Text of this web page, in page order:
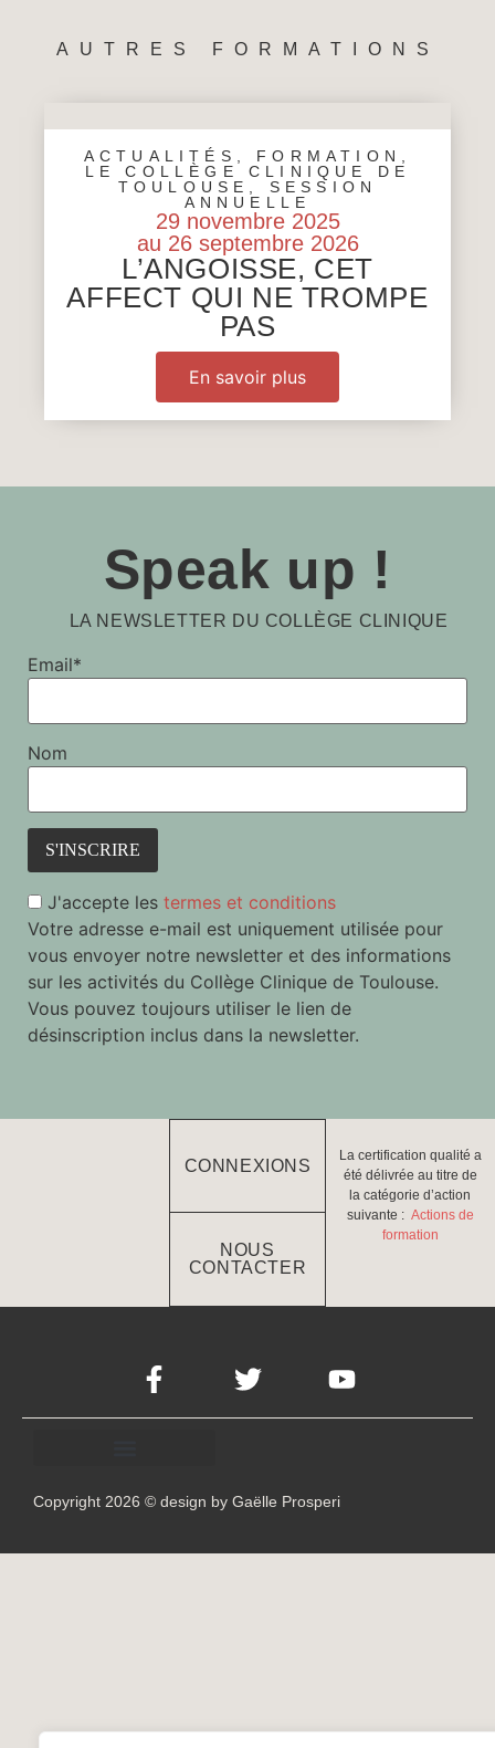
AUTRES FORMATIONS
ACTUALITÉS FORMATION
LE COLLÈGE CLINIQUE DE
TOULOUSE
SESSION
ANNUELLE
29 novembre 2025
au 26 septembre 2026
L’ANGOISSE, CET
AFFECT QUI NE TROMPE
PAS
En savoir plus
Speak up !
LA NEWSLETTER DU COLLÈGE CLINIQUE
Email*
Nom
J'accepte les termes et conditions
Votre adresse e-mail est uniquement utilisée pour
vous envoyer notre newsletter et des informations
sur les activités du Collège Clinique de Toulouse.
Vous pouvez toujours utiliser le lien de
désinscription inclus dans la newsletter.
CONNEXIONS
NOUS
CONTACTER
La certification qualité a
été délivrée au titre de
la catégorie d’action
suivante : Actions de
formation
Copyright 2026 © design by Gaëlle Prosperi